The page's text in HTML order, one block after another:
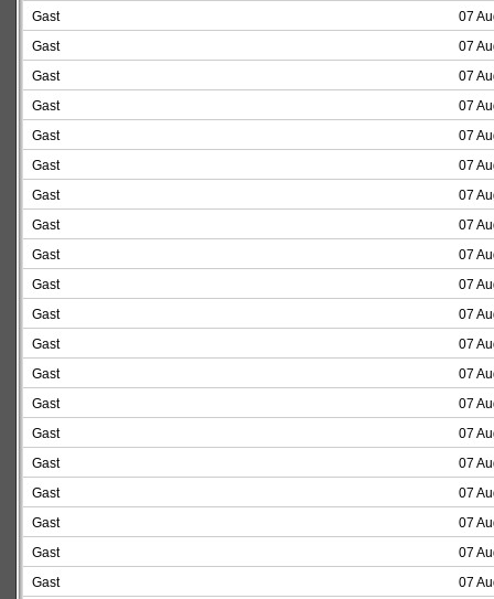
Gast
07
Gast
07
Gast
07
Gast
07
Gast
07
Gast
07
Gast
07
Gast
07
Gast
07
Gast
07
Gast
07
Gast
07
Gast
07
Gast
07
Gast
07
Gast
07
Gast
07
Gast
07
Gast
07
Gast
07